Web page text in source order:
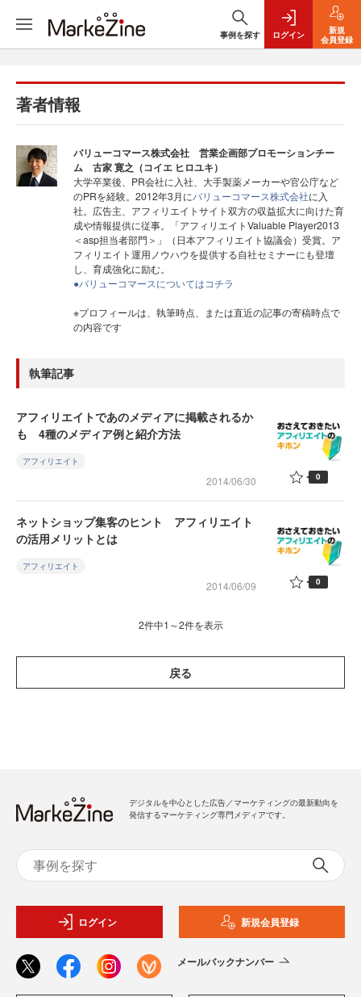
事例を探す ログイン
新規
会員登録
著者情報
バリューコマース株式会社 営業企画部プロモーションチー
ム 古家 寛之（コイエ ヒロユキ）
大学卒業後、PR会社に入社、大手製薬メーカーや官公庁など
のPRを経験。2012年3月にバリューコマース株式会社に入
社。広告主、アフィリエイトサイト双方の収益拡大に向けた育
成や情報提供に従事。「アフィリエイトValuable Player2013
＜asp担当者部門＞」（日本アフィリエイト協議会）受賞。ア
フィリエイト運用ノウハウを提供する自社セミナーにも登壇
し、育成強化に励む。
●バリューコマースについてはコチラ
※プロフィールは、執筆時点、または直近の記事の寄稿時点で
の内容です
執筆記事
アフィリエイトであのメディアに掲載されるか
も 4種のメディア例と紹介方法
アフィリエイト
2014/06/30 0
ネットショップ集客のヒント アフィリエイト
の活用メリットとは
アフィリエイト
2014/06/09 0
2件中1～2件を表示
戻る
デジタルを中心とした広告／マーケティングの最新動向を
発信するマーケティング専門メディアです。
ログイン 新規会員登録
メールバックナンバー